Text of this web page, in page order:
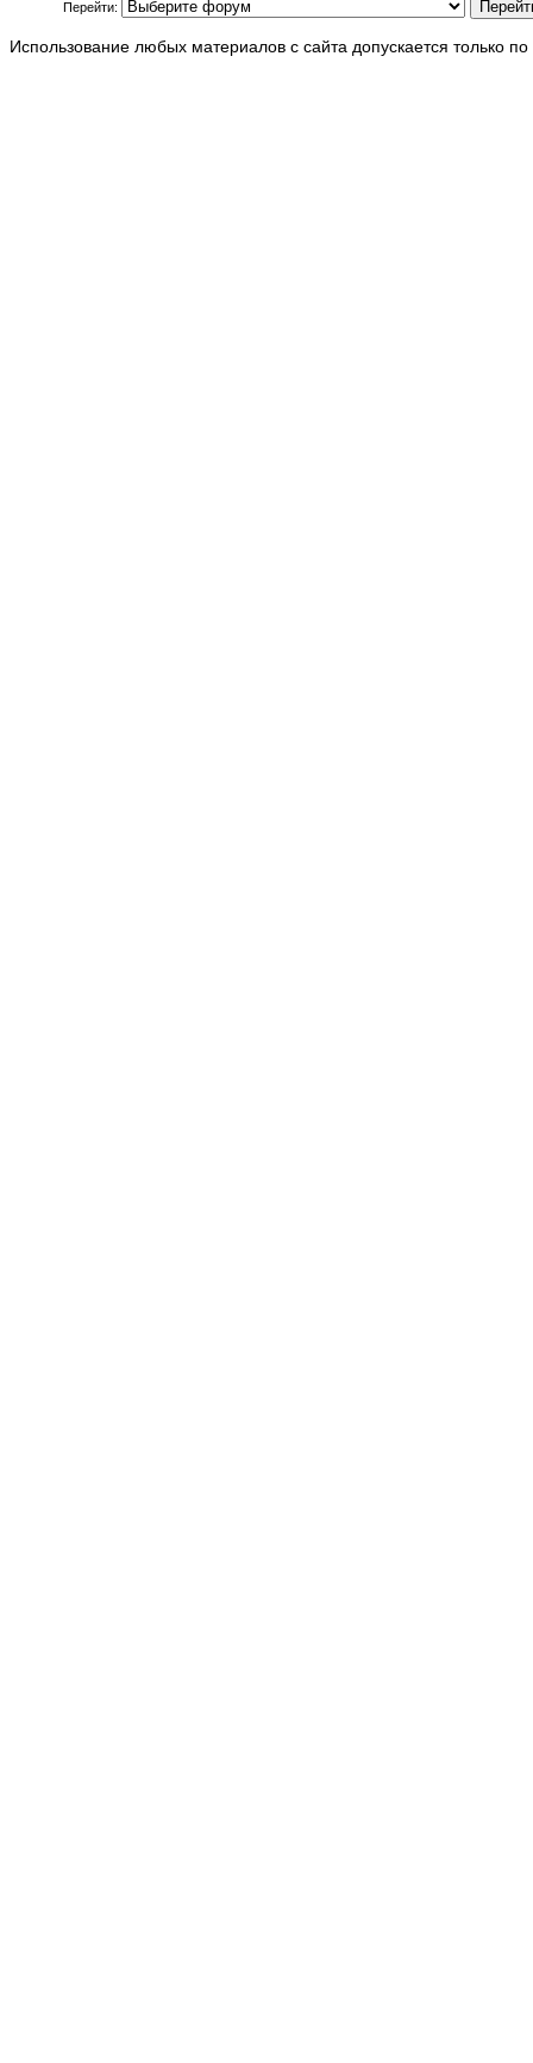
Перейти:
Использование любых материалов с сайта допускается только